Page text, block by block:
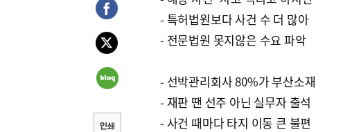
- 특허법원보다 사건 수 더 많아
- 전문법원 못지않은 수요 파악
- 선박관리회사 80%가 부산소재
- 재판 땐 선주 아닌 실무자 출석
- 사건 때마다 타지 이동 큰 불편